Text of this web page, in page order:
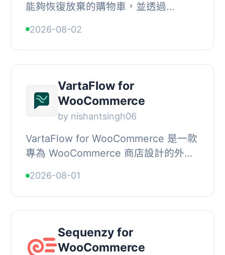
能夠恢復放棄的購物車，並透過
的 MegaSend 帳戶，配置 WhatsApp
消息模板，開始與客戶在他...
2026-08-02
VartaFlow for
WooCommerce
by nishantsingh06
VartaFlow for WooCommerce 是一款
專為 WooCommerce 商店設計的外
Platform 自動化客戶溝通，幫助商家回
收放棄的購物車、更...
2026-08-01
Sequenzy for
WooCommerce